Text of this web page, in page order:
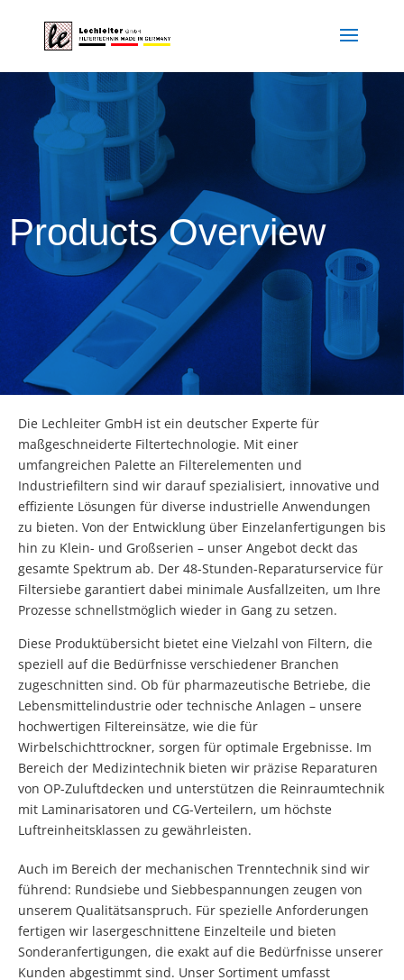
Products Overview
Die Lechleiter GmbH ist ein deutscher Experte für
maßgeschneiderte Filtertechnologie. Mit einer
umfangreichen Palette an Filterelementen und
Industriefiltern sind wir darauf spezialisiert, innovative und
effiziente Lösungen für diverse industrielle Anwendungen
zu bieten. Von der Entwicklung über Einzelanfertigungen bis
hin zu Klein- und Großserien – unser Angebot deckt das
gesamte Spektrum ab. Der 48-Stunden-Reparaturservice für
Filtersiebe garantiert dabei minimale Ausfallzeiten, um Ihre
Prozesse schnellstmöglich wieder in Gang zu setzen.
Diese Produktübersicht bietet eine Vielzahl von Filtern, die
speziell auf die Bedürfnisse verschiedener Branchen
zugeschnitten sind. Ob für pharmazeutische Betriebe, die
Lebensmittelindustrie oder technische Anlagen – unsere
hochwertigen Filtereinsätze, wie die für
Wirbelschichttrockner, sorgen für optimale Ergebnisse. Im
Bereich der Medizintechnik bieten wir präzise Reparaturen
von OP-Zuluftdecken und unterstützen die Reinraumtechnik
mit Laminarisatoren und CG-Verteilern, um höchste
Luftreinheitsklassen zu gewährleisten.
Auch im Bereich der mechanischen Trenntechnik sind wir
führend: Rundsiebe und Siebbespannungen zeugen von
unserem Qualitätsanspruch. Für spezielle Anforderungen
fertigen wir lasergeschnittene Einzelteile und bieten
Sonderanfertigungen, die exakt auf die Bedürfnisse unserer
Kunden abgestimmt sind. Unser Sortiment umfasst